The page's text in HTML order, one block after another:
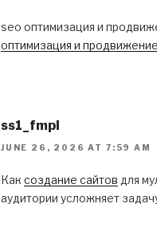
seo оптимизация и
оптимизация и
ss1_fmpl
JUNE 26, 2026 AT 7:59 AM
Как создание сайтов для
аудитории усложняет